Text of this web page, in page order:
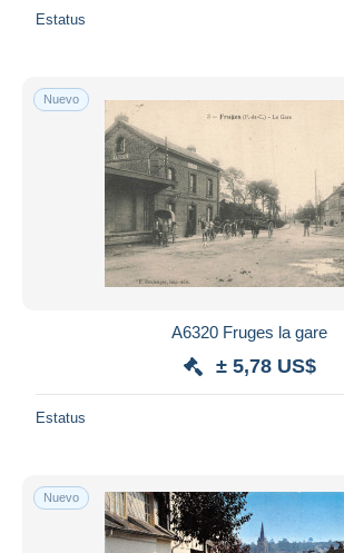
Estatus
Nuevo
A6320 Fruges la gare
± 5,78 US$
Estatus
Nuevo